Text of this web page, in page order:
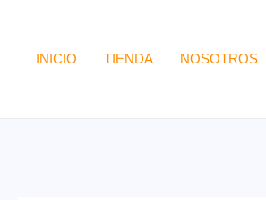
contenido
INICIO TIENDA NOSOTROS